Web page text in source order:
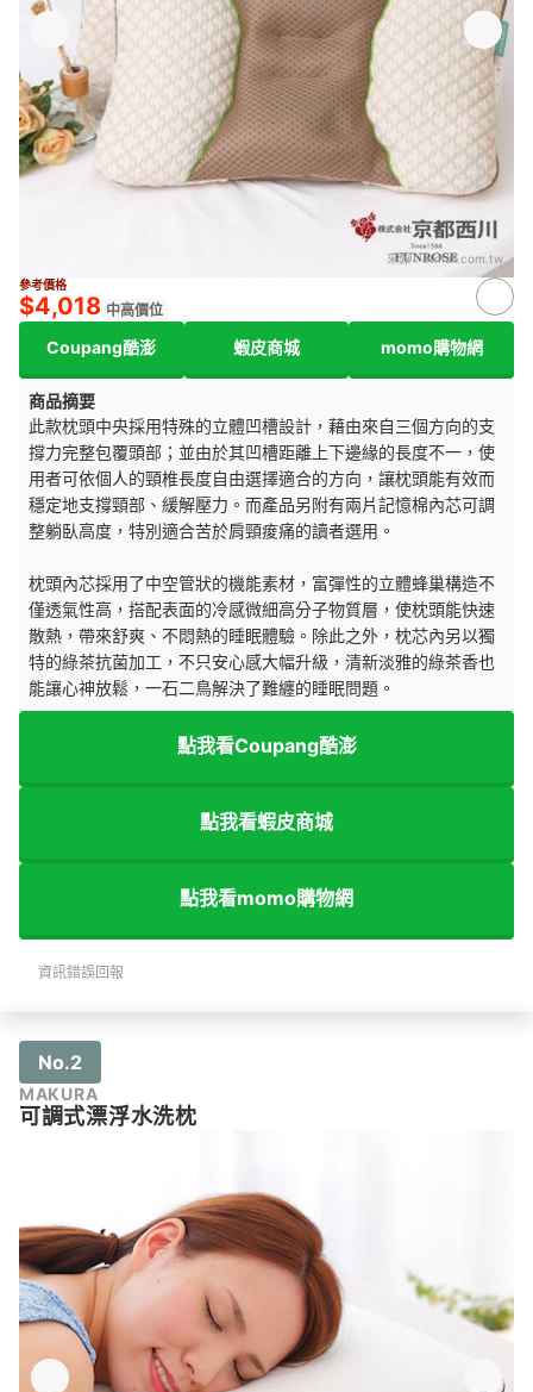
來源：etmall.com.tw
參考價格
$4,018 中高價位
Coupang酷澎 蝦皮商城 momo購物網
商品摘要
此款枕頭中央採用特殊的立體凹槽設計，藉由來自三個方向的支
撐力完整包覆頭部；並由於其凹槽距離上下邊緣的長度不一，使
用者可依個人的頸椎長度自由選擇適合的方向，讓枕頭能有效而
穩定地支撐頸部、緩解壓力。而產品另附有兩片記憶棉內芯可調
整躺臥高度，特別適合苦於肩頸痠痛的讀者選用。
枕頭內芯採用了中空管狀的機能素材，富彈性的立體蜂巢構造不
僅透氣性高，搭配表面的冷感微細高分子物質層，使枕頭能快速
散熱，帶來舒爽、不悶熱的睡眠體驗。除此之外，枕芯內另以獨
特的綠茶抗菌加工，不只安心感大幅升級，清新淡雅的綠茶香也
能讓心神放鬆，一石二鳥解決了難纏的睡眠問題。
點我看Coupang酷澎
點我看蝦皮商城
點我看momo購物網
資訊錯誤回報
No.2
MAKURA
可調式漂浮水洗枕